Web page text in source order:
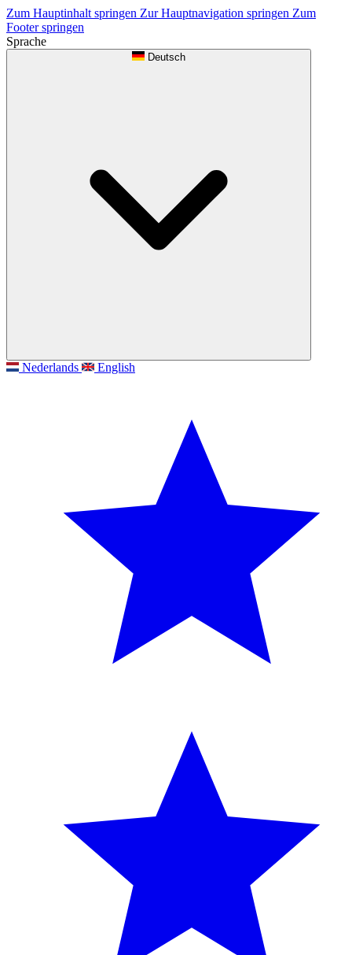
Zum Hauptinhalt springen Zur Hauptnavigation springen Zum
Footer springen
Sprache
Deutsch
Nederlands English